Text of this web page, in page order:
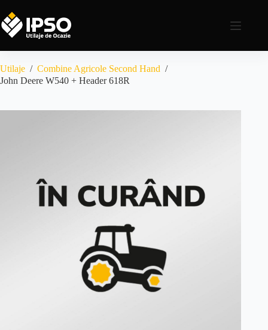
Utilaje / Combine Agricole Second Hand /
John Deere W540 + Header 618R